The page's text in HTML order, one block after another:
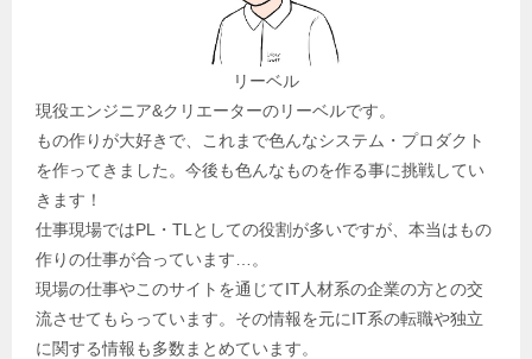
リーベル
現役エンジニア&クリエーターのリーベルです。
もの作りが大好きで、これまで色んなシステム・プロダクト
を作ってきました。今後も色んなものを作る事に挑戦してい
きます！
仕事現場ではPL・TLとしての役割が多いですが、本当はもの
作りの仕事が合っています…。
現場の仕事やこのサイトを通じてIT人材系の企業の方との交
流させてもらっています。その情報を元にIT系の転職や独立
に関する情報も多数まとめています。